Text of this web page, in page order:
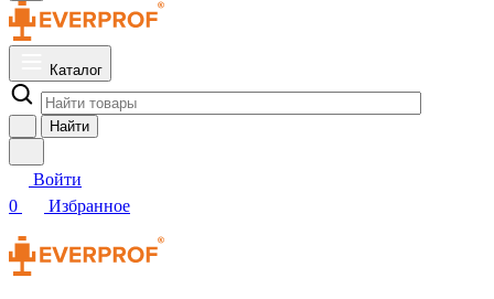
Каталог
Найти
Войти
0
Избранное